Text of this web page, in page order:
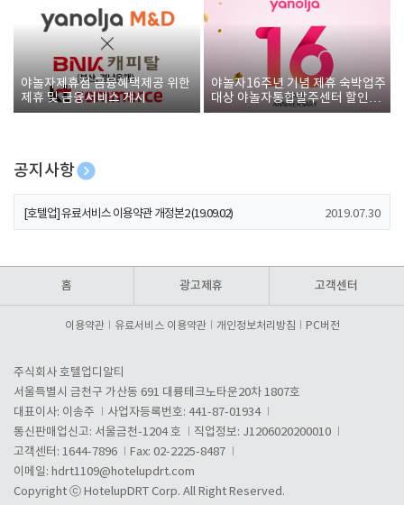
야놀자제휴점 금융혜택제공 위한
제휴 및 금융서비스 게시
야놀자16주년 기념 제휴 숙박업주
대상 야놀자통합발주센터 할인쿠
폰 증정
공지사항
[호텔업] 개인정보 처리방침 개정본1 (19.09.02)
[호텔업] 유료서비스 이용약관 개정본2 (19.09.02) 2019.07.30
홈 광고제휴 고객센터
이용약관 유료서비스 이용약관 개인정보처리방침 PC버전
주식회사 호텔업디알티
서울특별시 금천구 가산동 691 대륭테크노타운20차 1807호
대표이사: 이송주
사업자등록번호: 441-87-01934
통신판매업신고: 서울금천-1204 호
직업정보: J1206020200010
고객센터: 1644-7896
Fax: 02-2225-8487
이메일: hdrt1109@hotelupdrt.com
Copyright ⓒ HotelupDRT Corp. All Right Reserved.